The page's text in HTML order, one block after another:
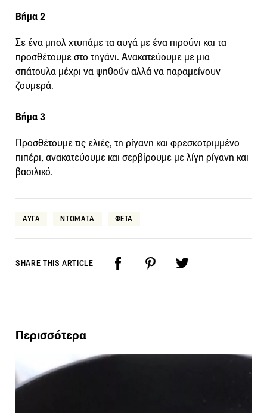
Βήμα 2
Σε ένα μπολ χτυπάμε τα αυγά με ένα πιρούνι και τα
προσθέτουμε στο τηγάνι. Ανακατεύουμε με μια
σπάτουλα μέχρι να ψηθούν αλλά να παραμείνουν
ζουμερά.
Βήμα 3
Προσθέτουμε τις ελιές, τη ρίγανη και φρεσκοτριμμένο
πιπέρι, ανακατεύουμε και σερβίρουμε με λίγη ρίγανη και
βασιλικό.
ΑΥΓΑ ΝΤΟΜΑΤΑ ΦΕΤΑ
SHARE THIS ARTICLE
Περισσότερα